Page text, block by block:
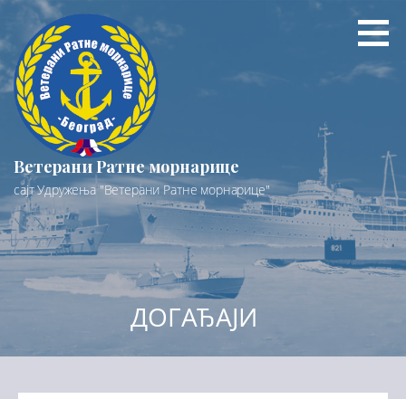
Preskoči
sadržaj
Ветерани Ратне морнарице
сајт Удружења "Ветерани Ратне морнарице"
ДОГАЂАЈИ